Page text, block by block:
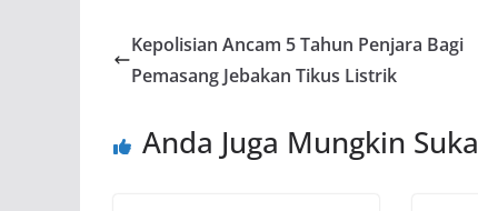
Kepolisian Ancam 5 Tahun Penjara Bagi
Pemasang Jebakan Tikus Listrik
Anda Juga Mungkin Suka